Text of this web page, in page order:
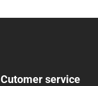
Cutomer service